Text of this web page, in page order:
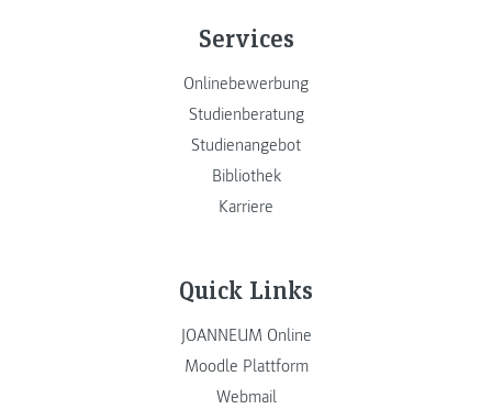
Services
Onlinebewerbung
Studienberatung
Studienangebot
Bibliothek
Karriere
Quick Links
JOANNEUM Online
Moodle Plattform
Webmail